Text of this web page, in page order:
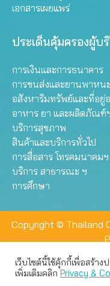
เอกสารเผยแพร่
ประเด็นคุ้มครองผู้บ
การเงินและการธนาคาร
การขนส่งและยานพาหน
อสังหาริมทรัพย์และที่อยู่
อาหาร ยา และผลิตภัณฑ์
บริการสุขภาพ
สินค้าและบริการทั่วไป
การสื่อสาร โทรคมนาคมฯ
บริการ สาธารณะ ฯ
การศึกษา
Copyright © Thailand
เว็บไซต์นี้ใช้คุ้กกี้เพื่อสร้า
เพิ่มเติมคลิกPrivacy &
เว็บไซต์นี้ใช้คุกกี้เพื่อมอ
สามารถเลือกตั้งค่าความเ